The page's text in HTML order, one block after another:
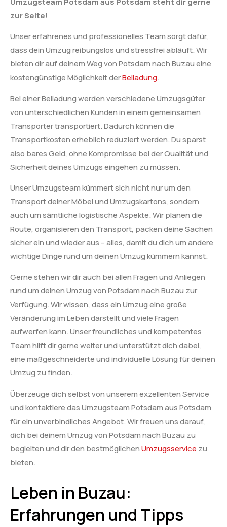
zur Seite!
Unser erfahrenes und professionelles Team sorgt dafür,
dass dein Umzug reibungslos und stressfrei abläuft. Wir
bieten dir auf deinem Weg von Potsdam nach Buzau eine
kostengünstige Möglichkeit derBeiladung.
Bei einer Beiladung werden verschiedene Umzugsgüter
von unterschiedlichen Kunden in einem gemeinsamen
Transporter transportiert. Dadurch können die
Transportkosten erheblich reduziert werden. Du sparst
also bares Geld, ohne Kompromisse bei der Qualität und
Sicherheit deines Umzugs eingehen zu müssen.
Unser Umzugsteam kümmert sich nicht nur um den
Transport deiner Möbel und Umzugskartons, sondern
auch um sämtliche logistische Aspekte. Wir planen die
Route, organisieren den Transport, packen deine Sachen
sicher ein und wieder aus – alles, damit du dich um andere
wichtige Dinge rund um deinen Umzug kümmern kannst.
Gerne stehen wir dir auch bei allen Fragen und Anliegen
rund um deinen Umzug von Potsdam nach Buzau zur
Verfügung. Wir wissen, dass ein Umzug eine große
Veränderung im Leben darstellt und viele Fragen
aufwerfen kann. Unser freundliches und kompetentes
Team hilft dir gerne weiter und unterstützt dich dabei,
eine maßgeschneiderte und individuelle Lösung für deinen
Umzug zu finden.
Überzeuge dich selbst von unserem exzellenten Service
und kontaktiere das Umzugsteam Potsdam aus Potsdam
für ein unverbindliches Angebot. Wir freuen uns darauf,
dich bei deinem Umzug von Potsdam nach Buzau zu
begleiten und dir den bestmöglichenUmzugsservice zu
bieten.
Leben in Buzau:
Erfahrungen und Tipps